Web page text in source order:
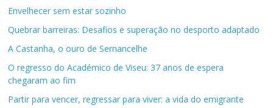
Envelhecer sem estar sozinho
Quebrar barreiras: Desafios e superação no desporto adaptado
A Castanha, o ouro de Sernancelhe
O regresso do Académico de Viseu: 37 anos de espera
chegaram ao fim
Partir para vencer, regressar para viver: a vida do emigrante